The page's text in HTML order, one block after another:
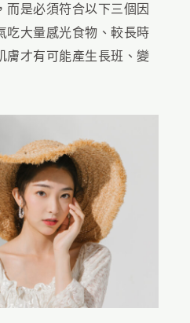
而是必須符合以下三個因
吃大量感光食物、較長時
膚才有可能產生長班、變